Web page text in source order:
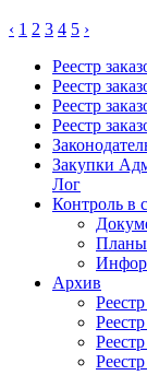
‹ 1 2 3 4 5 ›
Реестр
Реестр
Реестр
Реестр
Закупки
Лог
Контроль в
Планы
Архив